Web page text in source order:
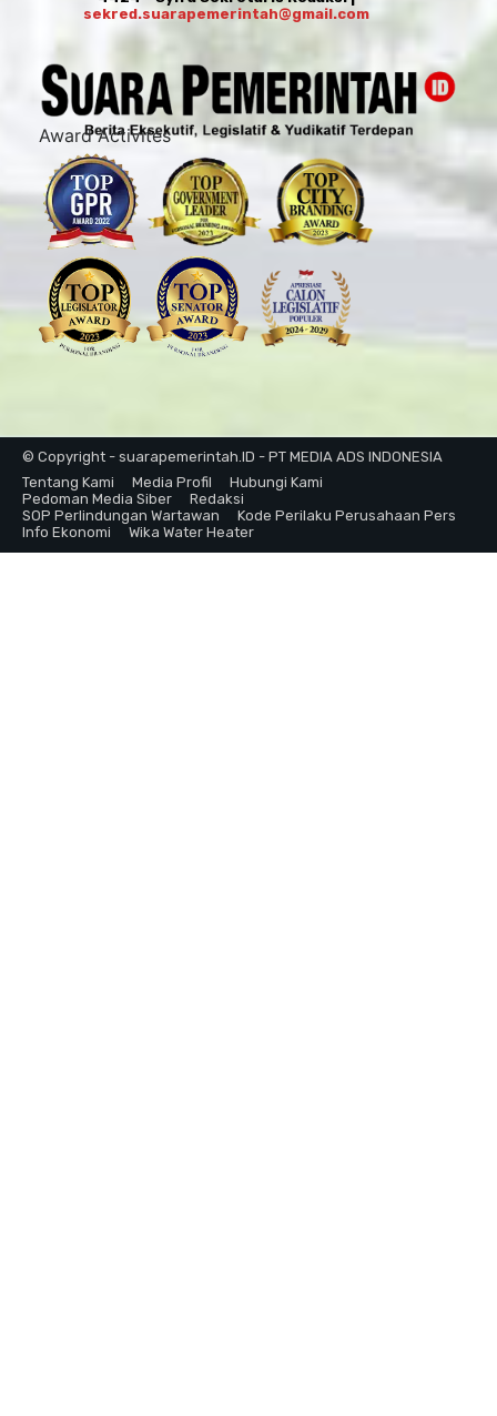
sekred.suarapemerintah@gmail.com
Award Activites
© Copyright - suarapemerintah.ID - PT MEDIA ADS INDONESIA
Tentang Kami
Media Profil
Hubungi Kami
Pedoman Media Siber
Redaksi
SOP Perlindungan Wartawan
Kode Perilaku Perusahaan Pers
Info Ekonomi
Wika Water Heater